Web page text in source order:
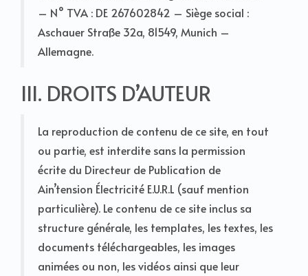
– N° TVA : DE 267602842 – Siège social :
Aschauer Straße 32a, 81549, Munich –
Allemagne.
III. DROITS D’AUTEUR
La reproduction de contenu de ce site, en tout
ou partie, est interdite sans la permission
écrite du Directeur de Publication de
Ain’tension Électricité E.U.R.L (sauf mention
particulière). Le contenu de ce site inclus sa
structure générale, les templates, les textes, les
documents téléchargeables, les images
animées ou non, les vidéos ainsi que leur